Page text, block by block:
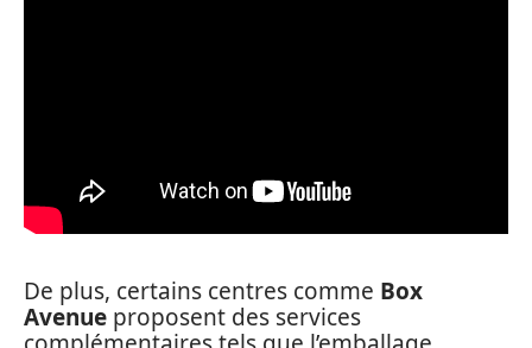
De plus, certains centres comme Box
Avenue proposent des services